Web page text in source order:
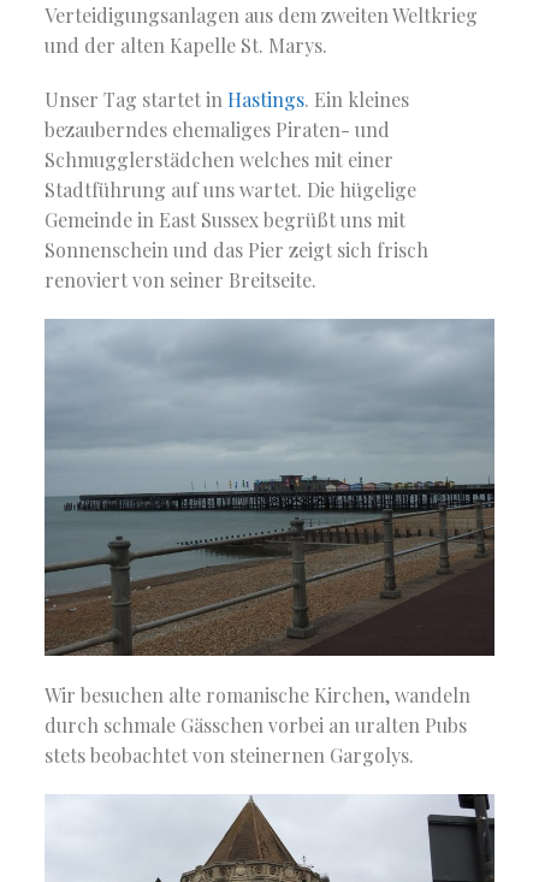
Verteidigungsanlagen aus dem zweiten Weltkrieg
und der alten Kapelle St. Marys.
Unser Tag startet in Hastings. Ein kleines
bezauberndes ehemaliges Piraten- und
Schmugglerstädchen welches mit einer
Stadtführung auf uns wartet. Die hügelige
Gemeinde in East Sussex begrüßt uns mit
Sonnenschein und das Pier zeigt sich frisch
renoviert von seiner Breitseite.
Wir besuchen alte romanische Kirchen, wandeln
durch schmale Gässchen vorbei an uralten Pubs
stets beobachtet von steinernen Gargolys.